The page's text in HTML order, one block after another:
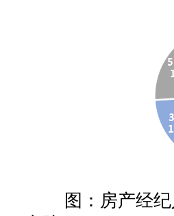
图：房产经纪